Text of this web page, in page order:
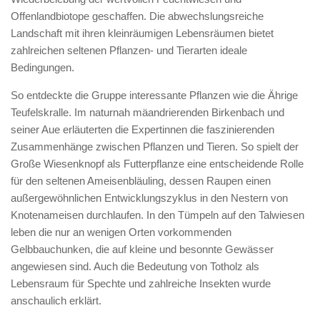
Offenlandbiotope geschaffen. Die abwechslungsreiche
Landschaft mit ihren kleinräumigen Lebensräumen bietet
zahlreichen seltenen Pflanzen- und Tierarten ideale
Bedingungen.
So entdeckte die Gruppe interessante Pflanzen wie die Ährige
Teufelskralle. Im naturnah mäandrierenden Birkenbach und
seiner Aue erläuterten die Expertinnen die faszinierenden
Zusammenhänge zwischen Pflanzen und Tieren. So spielt der
Große Wiesenknopf als Futterpflanze eine entscheidende Rolle
für den seltenen Ameisenbläuling, dessen Raupen einen
außergewöhnlichen Entwicklungszyklus in den Nestern von
Knotenameisen durchlaufen. In den Tümpeln auf den Talwiesen
leben die nur an wenigen Orten vorkommenden
Gelbbauchunken, die auf kleine und besonnte Gewässer
angewiesen sind. Auch die Bedeutung von Totholz als
Lebensraum für Spechte und zahlreiche Insekten wurde
anschaulich erklärt.